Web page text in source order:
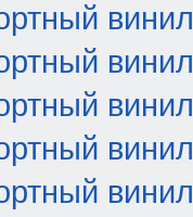
винил
винил
винил
винил
винил